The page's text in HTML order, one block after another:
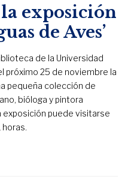
la exposición
de Aves’
de la Universidad
próximo 25 de noviembre la
pequeña colección de
bióloga y pintora
exposición puede visitarse
horas.